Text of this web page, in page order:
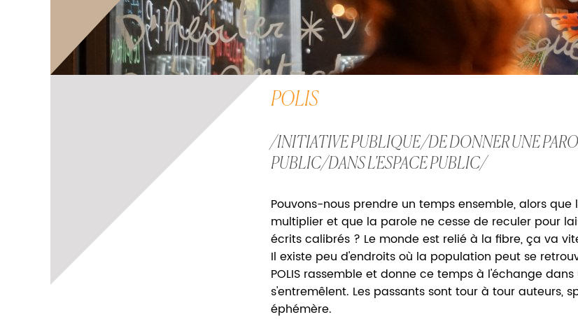
POLIS
/INITIATIVE PUBLIQUE/DE DONNER UNE
PUBLIC/DANS L'ESPACE PUBLIC/
Pouvons-nous prendre un temps ensemble, alors
multiplier et que la parole ne cesse de reculer pour
écrits calibrés ? Le monde est relié à la fibre, ça va
Il existe peu d'endroits où la population peut se
POLIS rassemble et donne ce temps à l'échange
s'entremêlent. Les passants sont tour à tour
éphémère.